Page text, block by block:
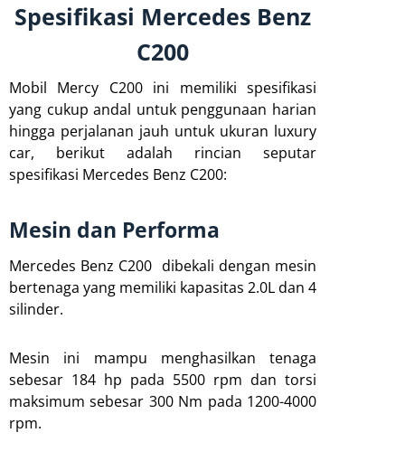
Spesifikasi Mercedes Benz
C200
Mobil Mercy C200 ini memiliki spesifikasi
yang cukup andal untuk penggunaan harian
hingga perjalanan jauh untuk ukuran luxury
car, berikut adalah rincian seputar
spesifikasi Mercedes Benz C200:
Mesin dan Performa
Mercedes Benz C200 dibekali dengan mesin
bertenaga yang memiliki kapasitas 2.0L dan 4
silinder.
Mesin ini mampu menghasilkan tenaga
sebesar 184 hp pada 5500 rpm dan torsi
maksimum sebesar 300 Nm pada 1200-4000
rpm.